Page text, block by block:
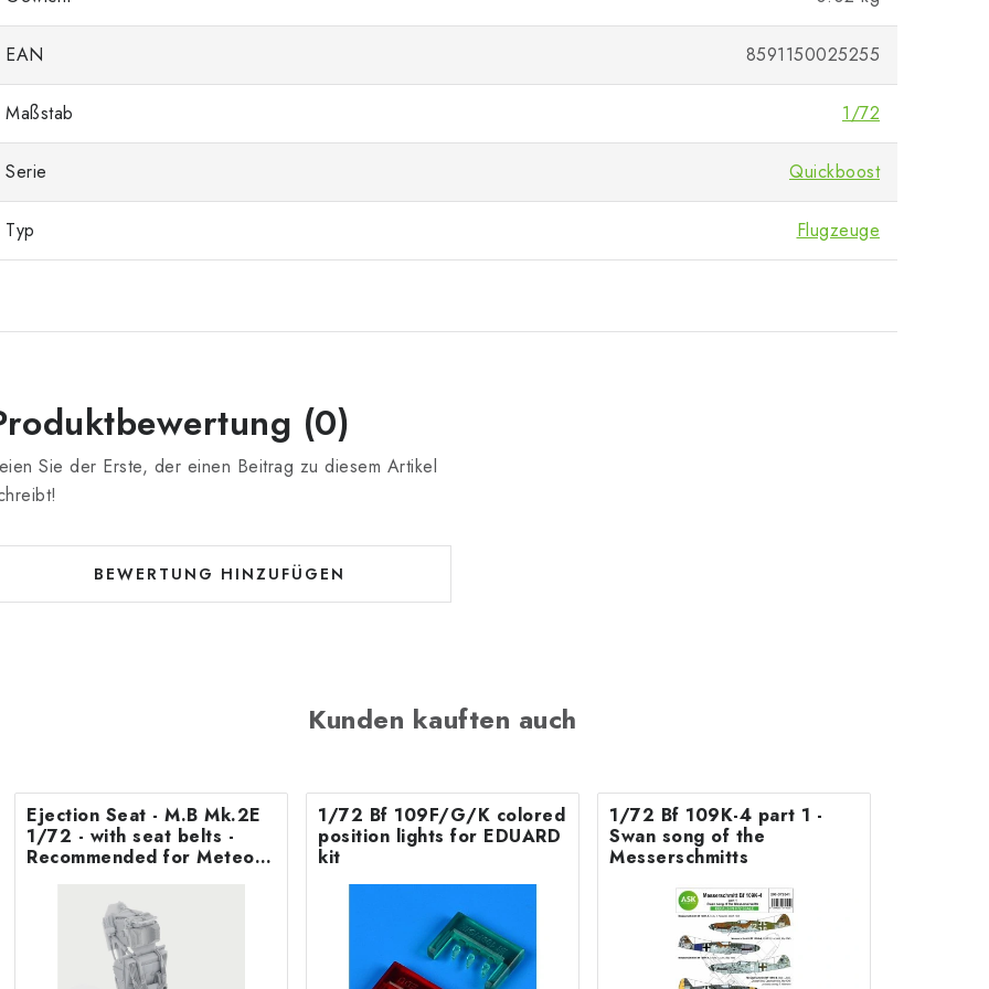
EAN 8591150025255
Maßstab 1/72
Serie Quickboost
Typ Flugzeuge
(0)
Sie der Erste, der einen Beitrag zu diesem Artikel
BEWERTUNG HINZUFÜGEN
Kunden kauften auch
Ejection Seat - M.B Mk.2E
1/72 - with seat belts -
Recommended for Meteor
1/72 Bf 109F/G/K colored
position lights for EDUARD
kit
1/72 Bf 109K-4 part 1 -
Swan song of the
Messerschmitts